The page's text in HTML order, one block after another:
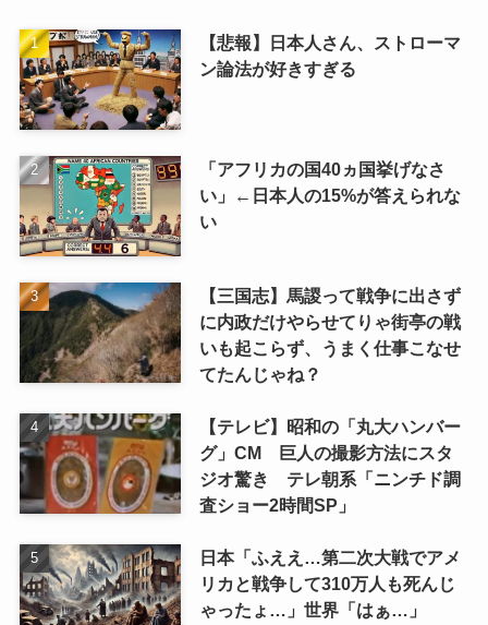
【悲報】日本人さん、ストローマ
ン論法が好きすぎる
「アフリカの国40ヵ国挙げなさ
い」←日本人の15%が答えられな
い
【三国志】馬謖って戦争に出さず
に内政だけやらせてりゃ街亭の戦
いも起こらず、うまく仕事こなせ
てたんじゃね？
【テレビ】昭和の「丸大ハンバー
グ」CM 巨人の撮影方法にスタ
ジオ驚き テレ朝系「ニンチド調
査ショー2時間SP」
日本「ふええ…第二次大戦でアメ
リカと戦争して310万人も死んじ
ゃったょ…」世界「はぁ…」